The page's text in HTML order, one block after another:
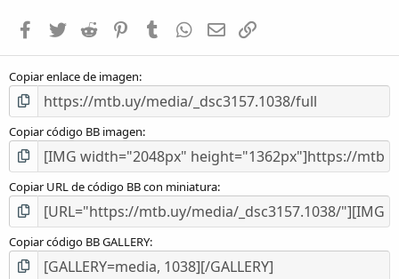
l
(
)
Facebook
Twitter Reddit PinterestTumblr WhatsApp
E-mail
Copiar enlace de imagen
Copiar código BB imagen
Copiar URL de código BB con miniatura
Copiar código BB GALLERY